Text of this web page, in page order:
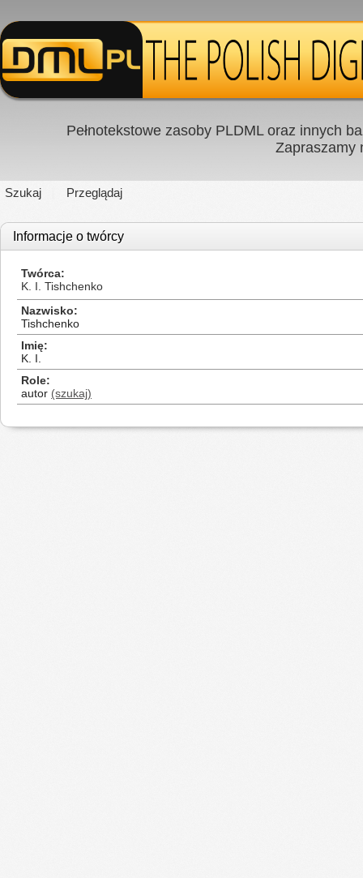
Pełnotekstowe zasoby PLDML oraz innych
Zapraszamy
Szukaj Przeglądaj
Informacje o twórcy
Twórca
K. I. Tishchenko
Nazwisko
Tishchenko
Imię
K. I.
Role
autor (szukaj)